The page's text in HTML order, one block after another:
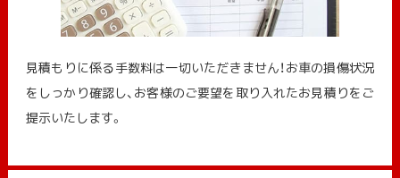
見積もりに係る手数料は一切いただきません！お車の損傷状況
をしっかり確認し、お客様のご要望を取り入れたお見積りをご
提示いたします。